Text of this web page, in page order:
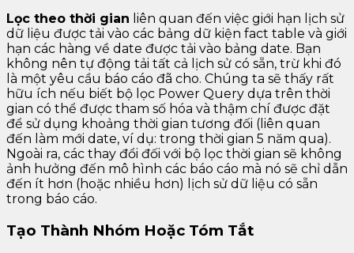
Lọc theo thời gian liên quan đến việc giới hạn lịch sử
dữ liệu được tải vào các bảng dữ kiện fact table và giới
hạn các hàng về date được tải vào bảng date. Bạn
không nên tự động tải tất cả lịch sử có sẵn, trừ khi đó
là một yêu cầu báo cáo đã cho. Chúng ta sẽ thấy rất
hữu ích nếu biết bộ lọc Power Query dựa trên thời
gian có thể được tham số hóa và thậm chí được đặt
để sử dụng khoảng thời gian tương đối (liên quan
đến làm mới date, ví dụ: trong thời gian 5 năm qua).
Ngoài ra, các thay đổi đối với bộ lọc thời gian sẽ không
ảnh hưởng đến mô hình các báo cáo mà nó sẽ chỉ dẫn
đến ít hơn (hoặc nhiều hơn) lịch sử dữ liệu có sẵn
trong báo cáo.
Tạo Thành Nhóm Hoặc Tóm Tắt